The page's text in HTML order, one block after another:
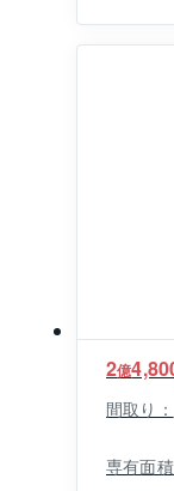
2億
間取り：
専有面積